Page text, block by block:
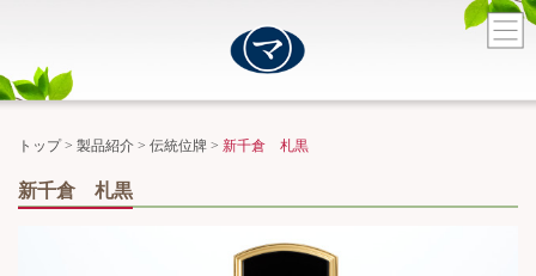
トップ> 製品紹介 > 伝統位牌 > 新千倉 札黒
新千倉 札黒